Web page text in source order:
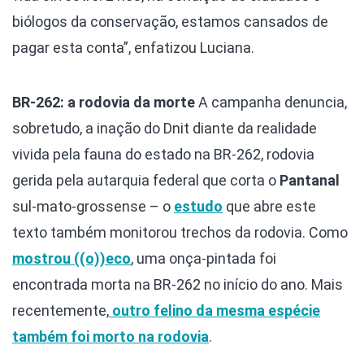
biólogos da conservação, estamos cansados de
pagar esta conta”, enfatizou Luciana.
BR-262: a rodovia da morteA campanha denuncia,
sobretudo, a inação do Dnit diante da realidade
vivida pela fauna do estado na BR-262, rodovia
gerida pela autarquia federal que corta o Pantanal
sul-mato-grossense – o estudo que abre este
texto também monitorou trechos da rodovia. Como
mostrou ((o))eco, uma onça-pintada foi
encontrada morta na BR-262 no início do ano. Mais
recentemente, outro felino da mesma espécie
também foi morto na rodovia.